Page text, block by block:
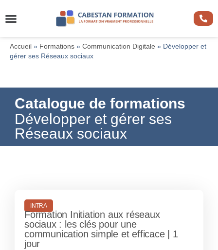
Accueil » Formations » Communication Digitale » Développer et
gérer ses Réseaux sociaux
Développer et gérer ses
Réseaux sociaux
Catalogue de formations
INTRA
Formation Initiation aux réseaux
sociaux : les clés pour une
communication simple et efficace | 1
jour